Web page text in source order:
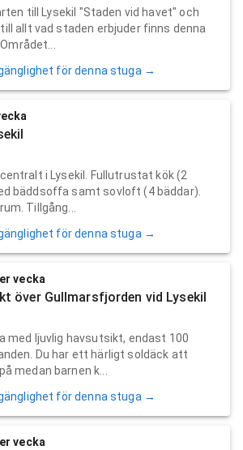
till Lysekil "Staden vid havet" och
allt vad staden erbjuder finns denna
för denna stuga →
i Lysekil. Fullutrustat kök (2
bäddsoffa samt sovloft (4 bäddar).
Tillgång...
för denna stuga →
vecka
över Gullmarsfjorden vid Lysekil
med ljuvlig havsutsikt, endast 100
Du har ett härligt soldäck att
medan barnen k...
för denna stuga →
vecka